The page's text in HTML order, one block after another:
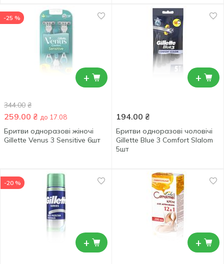
+
-25 %
344.00 ₴
259.00 ₴ до 17.08
Бритви одноразові жіночі
Gillette Venus 3 Sensitive 6шт
+
194.00 ₴
Бритви одноразові чоловічі
Gillette Blue 3 Comfort Slalom
5шт
+
-20 %
+